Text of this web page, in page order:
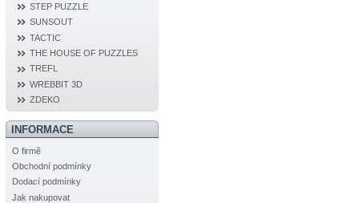
STEP PUZZLE
SUNSOUT
TACTIC
THE HOUSE OF PUZZLES
TREFL
WREBBIT 3D
ZDEKO
INFORMACE
O firmě
Obchodní podmínky
Dodací podmínky
Jak nakupovat